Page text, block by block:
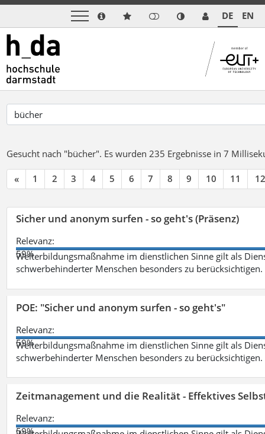
DE EN
Gesucht nach "bücher". Es wurden 235 Ergebnisse in 7
« 1 2 3 4 5 6 7 8 9 10 11 12
Sicher und anonym surfen - so geht's (Präsenz)
Relevanz:
59%
Weiterbildungsmaßnahme im dienstlichen Sinne gilt als
schwerbehinderter Menschen besonders zu berücksichtigen.
POE: "Sicher und anonym surfen - so geht's"
Relevanz:
59%
Weiterbildungsmaßnahme im dienstlichen Sinne gilt als
schwerbehinderter Menschen besonders zu berücksichtigen.
Zeitmanagement und die Realität - Effektives
Relevanz:
59%